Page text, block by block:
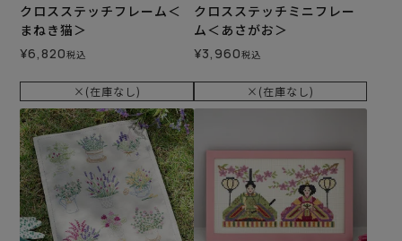
クロスステッチフレーム＜
まねき猫＞
¥6,820税込
×(在庫なし)
クロスステッチミニフレー
ム＜あさがお＞
¥3,960税込
×(在庫なし)